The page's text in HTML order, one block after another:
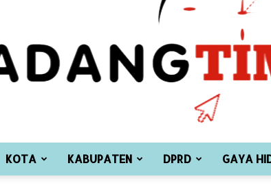
KOTA KABUPATEN DPRD GAYA